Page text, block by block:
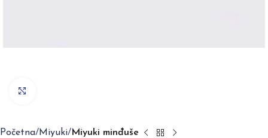
Početna Miyuki Miyuki minđuše